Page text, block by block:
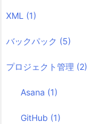
XML (1)
バックパック (5)
プロジェクト管理 (2)
Asana (1)
GitHub (1)